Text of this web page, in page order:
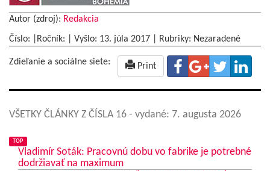
Autor (zdroj): Redakcia
Číslo: |Ročník: | Vyšlo: 13. júla 2017 Rubriky: Nezaradené
Zdieľanie a sociálne siete: Print
VŠETKY ČLÁNKY Z ČÍSLA 16 - vydané: 7. augusta 2026
TOP
Vladimír Soták: Pracovnú dobu vo fabrike je potrebné
dodržiavať na maximum